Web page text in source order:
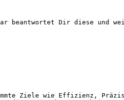
beantwortet Dir diese und
Ziele wie Effizienz,